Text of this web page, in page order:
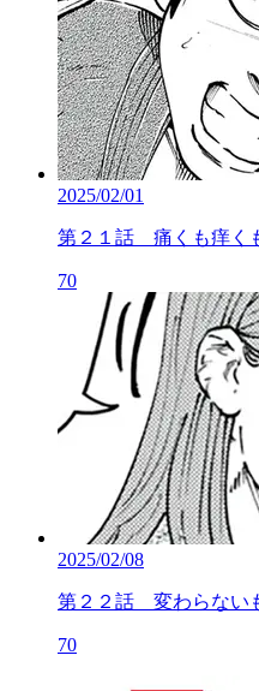
2025/02/01
第２１話 痛くも痒く
70
2025/02/08
第２２話 変わらない
70